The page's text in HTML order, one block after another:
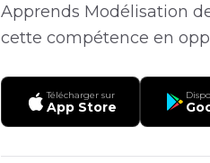
Apprends Modélisation
cette compétence en
Télécharger sur
App Store